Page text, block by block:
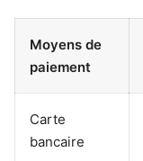
Moyens de
paiement
Carte
bancaire